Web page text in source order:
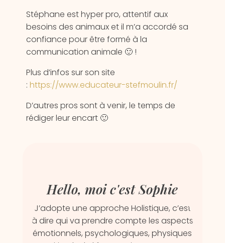
Stéphane est hyper pro, attentif aux
besoins des animaux et il m’a accordé sa
confiance pour être formé à la
communication animale 🙂 !
Plus d’infos sur son site
: https://www.educateur-stefmoulin.fr/
D’autres pros sont à venir, le temps de
rédiger leur encart 🙂
Hello, moi c'est Sophie
J’adopte une approche Holistique, c’est
à dire qui va prendre compte les aspects
émotionnels, psychologiques, physiques